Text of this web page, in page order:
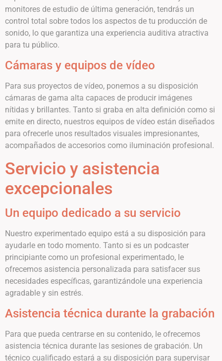
monitores de estudio de última generación, tendrás un
control total sobre todos los aspectos de tu producción de
sonido, lo que garantiza una experiencia auditiva atractiva
para tu público.
Cámaras y equipos de vídeo
Para sus proyectos de vídeo, ponemos a su disposición
cámaras de gama alta capaces de producir imágenes
nítidas y brillantes. Tanto si graba en alta definición como si
emite en directo, nuestros equipos de vídeo están diseñados
para ofrecerle unos resultados visuales impresionantes,
acompañados de accesorios como iluminación profesional.
Servicio y asistencia
excepcionales
Un equipo dedicado a su servicio
Nuestro experimentado equipo está a su disposición para
ayudarle en todo momento. Tanto si es un podcaster
principiante como un profesional experimentado, le
ofrecemos asistencia personalizada para satisfacer sus
necesidades específicas, garantizándole una experiencia
agradable y sin estrés.
Asistencia técnica durante la grabación
Para que pueda centrarse en su contenido, le ofrecemos
asistencia técnica durante las sesiones de grabación. Un
técnico cualificado estará a su disposición para supervisar